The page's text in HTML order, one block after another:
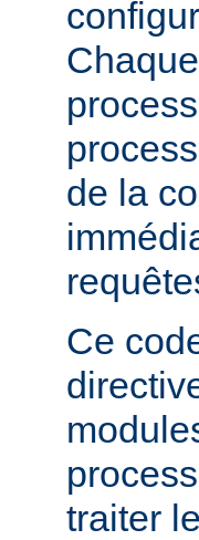
de la
Ce
traiter